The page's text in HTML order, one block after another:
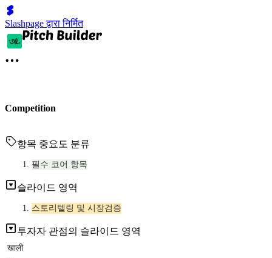
Slashpage द्वारा निर्मित
Competition
항목 중요도 분류
필수 코어 항목
슬라이드 영역
스토리텔링 및 시장검증
투자자 관점의 슬라이드 영역
खाली